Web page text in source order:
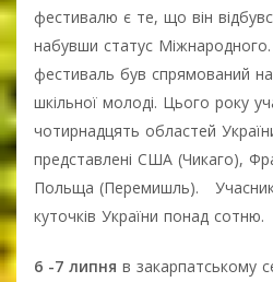
фестивалю є те, що він
набувши статус
фестиваль був спрямований
шкільної молоді. Цього року
чотирнадцять областей
представлені США (Чикаго),
Польща (Перемишль).
куточків України понад сотню.
6 -7 липня в закарпатському